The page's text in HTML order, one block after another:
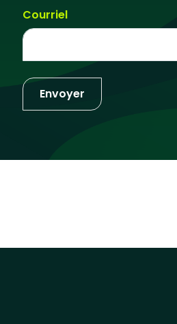
Courriel